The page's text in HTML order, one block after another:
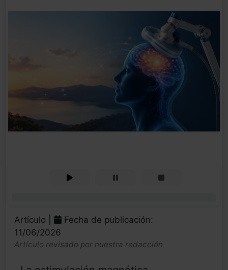
Artículo |
Fecha de publicación:
11/06/2026
Artículo revisado por nuestra redacción